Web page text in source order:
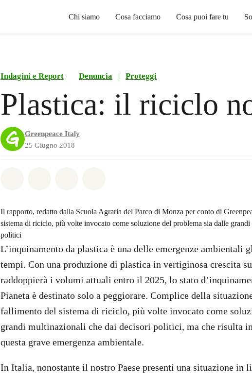
Chi siamo Cosa facciamo Cosa puoi fare tu
Indagini e Report Denuncia | Proteggi
Plastica: il riciclo
Greenpeace Italy
25 Giugno 2018
Il rapporto, redatto dalla Scuola Agraria del Parco di Monza per conto di
sistema di riciclo, più volte invocato come soluzione del problema sia dalle
politici
L’inquinamento da plastica è una delle emergenze ambientali
tempi. Con una produzione di plastica in vertiginosa crescita
raddoppierà i volumi attuali entro il 2025, lo stato
Pianeta è destinato solo a peggiorare. Complice della
fallimento del sistema di riciclo, più volte invocato come
grandi multinazionali che dai decisori politici, ma che risulta
questa grave emergenza ambientale.
In Italia, nonostante il nostro Paese presenti una situazione in